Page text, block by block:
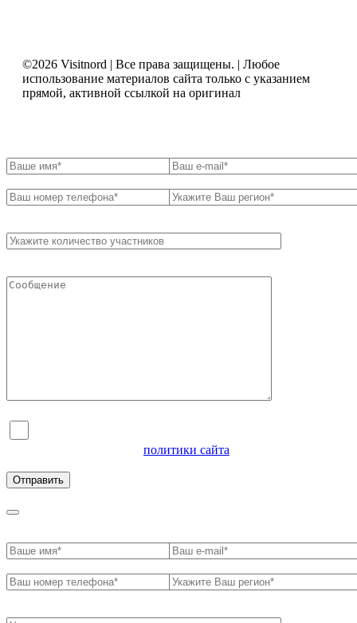
©2026 Visitnord | Все права защищены. | Любое
использование материалов сайта только с указанием
прямой, активной ссылкой на оригинал
политики сайта